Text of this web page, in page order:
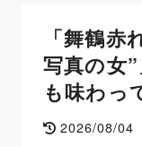
「舞鶴
写真の女
も味わっ
2026/08/04